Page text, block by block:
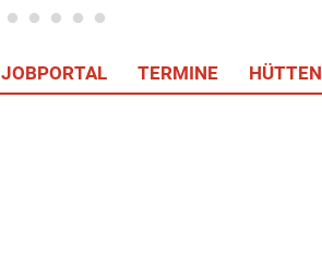
JOBPORTAL TERMINE